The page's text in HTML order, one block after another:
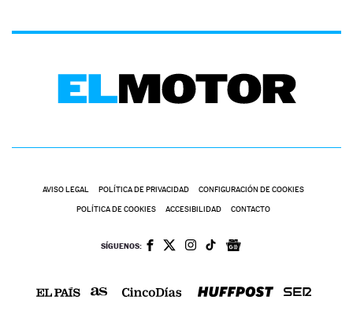
AVISO LEGAL POLÍTICA DE PRIVACIDAD CONFIGURACIÓN DE COOKIES
POLÍTICA DE COOKIES ACCESIBILIDAD CONTACTO
SÍGUENOS: